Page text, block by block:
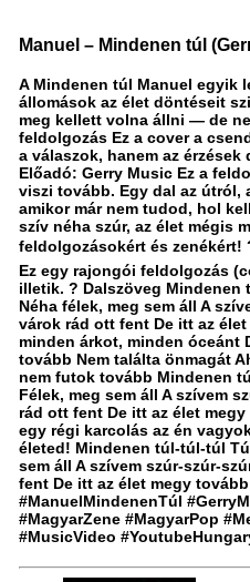
Manuel – Mindenen túl
A Mindenen túl Manuel egyik
állomások az élet döntéseit
meg kellett volna állni — de
feldolgozás Ez a cover a
a válaszok, hanem az
Előadó: Gerry Music Ez a
viszi tovább. Egy dal az útról,
amikor már nem tudod, hol
szív néha szúr, az élet mégis
feldolgozásokért és
Ez egy rajongói feldolgozás
illetik. ? Dalszöveg
Néha félek, meg sem áll A
várok rád ott fent De itt az
minden árkot, minden óceánt
tovább Nem találta önmagát
nem futok tovább Mindenen
Félek, meg sem áll A szívem
rád ott fent De itt az élet
egy régi karcolás az én
életed! Mindenen túl-túl-túl
sem áll A szívem szúr-szúr-
fent De itt az élet megy
#ManuelMindenenTúl
#MagyarZene #MagyarPop
#MusicVideo